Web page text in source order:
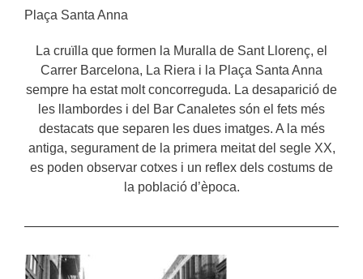
Plaça Santa Anna
La cruïlla que formen la Muralla de Sant Llorenç, el
Carrer Barcelona, La Riera i la Plaça Santa Anna
sempre ha estat molt concorreguda. La desaparició de
les llambordes i del Bar Canaletes són el fets més
destacats que separen les dues imatges. A la més
antiga, segurament de la primera meitat del segle XX,
es poden observar cotxes i un reflex dels costums de
la població d’època.